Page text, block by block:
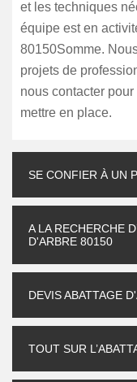
et les techniques
équipe est en
80150Somme.
projets de
nous contacter
mettre en place.
SE CONFIER À UN
A LA RECHERCHE
D'ARBRE 80150
DEVIS ABATTAGE
TOUT SUR